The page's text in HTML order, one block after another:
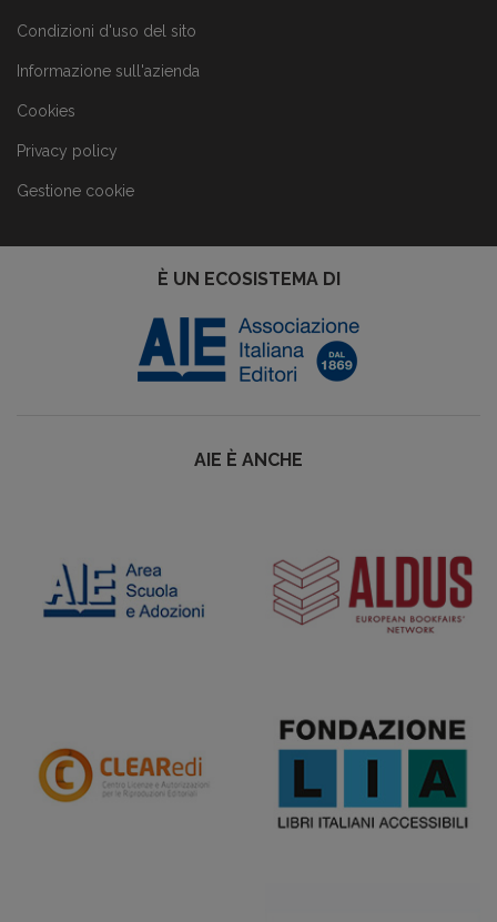
Condizioni d'uso del sito
Informazione sull'azienda
Cookies
Privacy policy
Gestione cookie
È UN ECOSISTEMA DI
AIE È ANCHE